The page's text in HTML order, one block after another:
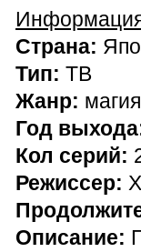
Страна:
Тип: ТВ
Жанр:
Год
Кол серий:
Режиссер:
Описание: